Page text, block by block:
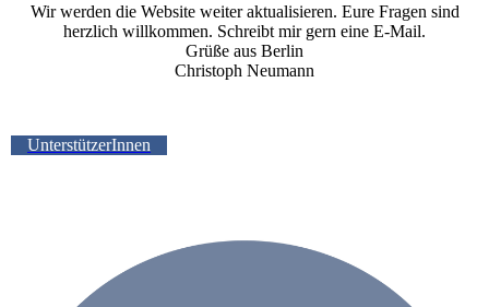
Wir werden die Website weiter aktualisieren. Eure Fragen sind
herzlich willkommen. Schreibt mir gern eine E-Mail.
Grüße aus Berlin
Christoph Neumann
UnterstützerInnen